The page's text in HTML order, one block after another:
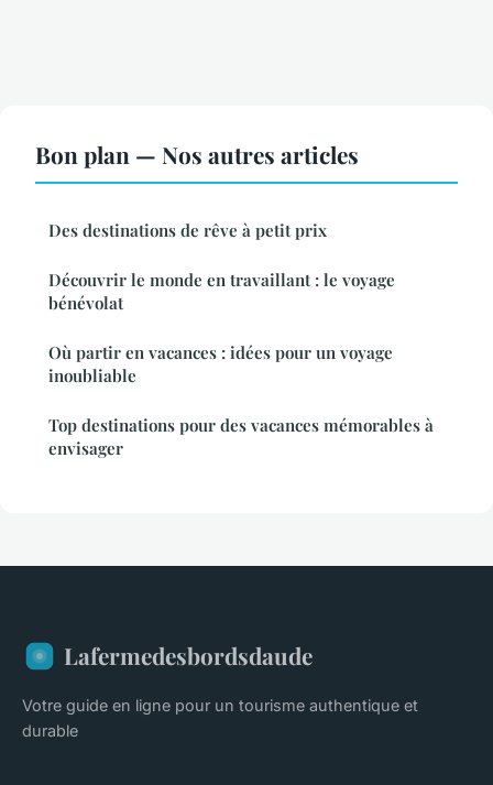
Bon plan — Nos autres articles
Des destinations de rêve à petit prix
Découvrir le monde en travaillant : le voyage
bénévolat
Où partir en vacances : idées pour un voyage
inoubliable
Top destinations pour des vacances mémorables à
envisager
Lafermedesbordsdaude
Votre guide en ligne pour un tourisme authentique et
durable